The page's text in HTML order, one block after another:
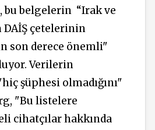
bu belgelerin “Irak ve
DAİŞ çetelerinin
son derece önemli"
Verilerin
şüphesi olmadığını"
"Bu listelere
cihatçılar hakkında